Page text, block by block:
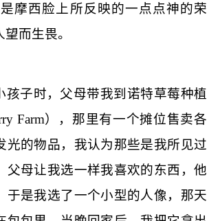
摩西脸上所反映的一点点神的荣
而生畏。
孩子时，父母带我到诺特草莓种植
Farm），那里有一个摊位售卖各
光的物品，我认为那些是我所见过
父母让我选一样我喜欢的东西，他
于是我选了一个小型的人像，那天